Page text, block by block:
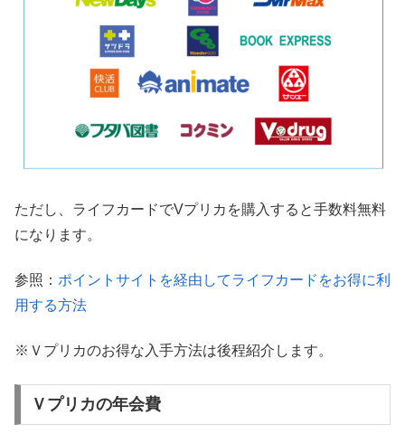
ただし、ライフカードでVプリカを購入すると手数料無料
になります。
参照： ポイントサイトを経由してライフカードをお得に利
用する方法
※Ｖプリカのお得な入手方法は後程紹介します。
Ｖプリカの年会費